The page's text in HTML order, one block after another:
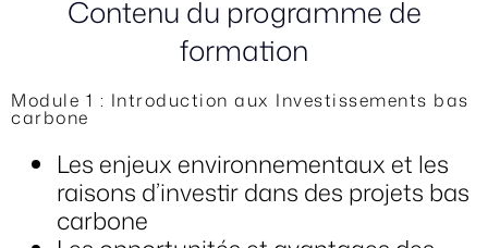
Contenu du programme de
formation
Module 1 : Introduction aux Investissements bas
carbone
Les enjeux environnementaux et les
raisons d’investir dans des projets bas
carbone